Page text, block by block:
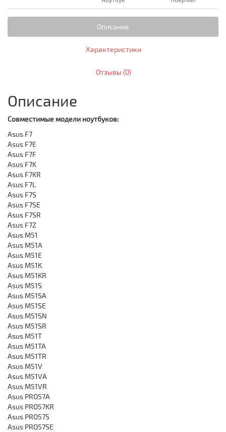
Описание
Характеристики
Отзывы (0)
Описание
Совместимые модели ноутбуков:
Asus F7
Asus F7E
Asus F7F
Asus F7K
Asus F7KR
Asus F7L
Asus F7S
Asus F7SE
Asus F7SR
Asus F7Z
Asus M51
Asus M51A
Asus M51E
Asus M51K
Asus M51KR
Asus M51S
Asus M51SA
Asus M51SE
Asus M51SN
Asus M51SR
Asus M51T
Asus M51TA
Asus M51TR
Asus M51V
Asus M51VA
Asus M51VR
Asus PRO57A
Asus PRO57KR
Asus PRO57S
Asus PRO57SE